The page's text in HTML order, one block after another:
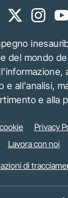
del mondo
e all'analisi,
e alla
Privacy
Lavora con noi
di